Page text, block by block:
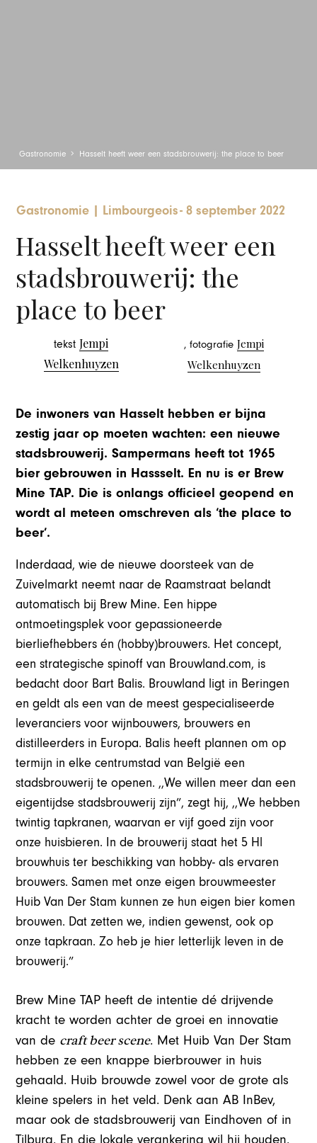
Gastronomie Hasselt heeft weer een stadsbrouwerij: the place to beer
Gastronomie Limbourgeois-8 september 2022
Hasselt heeft weer een
stadsbrouwerij: the
place to beer
tekst Jempi
Welkenhuyzen
, fotografie Jempi
Welkenhuyzen
De inwoners van Hasselt hebben er bijna
zestig jaar op moeten wachten: een nieuwe
stadsbrouwerij. Sampermans heeft tot 1965
bier gebrouwen in Hassselt. En nu is er Brew
Mine TAP. Die is onlangs officieel geopend en
wordt al meteen omschreven als ‘the place to
beer’.
Inderdaad, wie de nieuwe doorsteek van de
Zuivelmarkt neemt naar de Raamstraat belandt
automatisch bij Brew Mine. Een hippe
ontmoetingsplek voor gepassioneerde
bierliefhebbers én (hobby)brouwers. Het concept,
een strategische spinoff van Brouwland.com, is
bedacht door Bart Balis. Brouwland ligt in Beringen
en geldt als een van de meest gespecialiseerde
leveranciers voor wijnbouwers, brouwers en
distilleerders in Europa. Balis heeft plannen om op
termijn in elke centrumstad van België een
stadsbrouwerij te openen. ,,We willen meer dan een
eigentijdse stadsbrouwerij zijn”, zegt hij, ,,We hebben
twintig tapkranen, waarvan er vijf goed zijn voor
onze huisbieren. In de brouwerij staat het 5 Hl
brouwhuis ter beschikking van hobby- als ervaren
brouwers. Samen met onze eigen brouwmeester
Huib Van Der Stam kunnen ze hun eigen bier komen
brouwen. Dat zetten we, indien gewenst, ook op
onze tapkraan. Zo heb je hier letterlijk leven in de
brouwerij.”
Brew Mine TAP heeft de intentie dé drijvende
kracht te worden achter de groei en innovatie
van de craft beer scene. Met Huib Van Der Stam
hebben ze een knappe bierbrouwer in huis
gehaald. Huib brouwde zowel voor de grote als
kleine spelers in het veld. Denk aan AB InBev,
maar ook de stadsbrouwerij van Eindhoven of in
Tilburg. En die lokale verankering wil hij houden.